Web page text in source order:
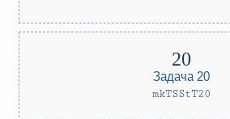
Задача 20
mkTSStT20